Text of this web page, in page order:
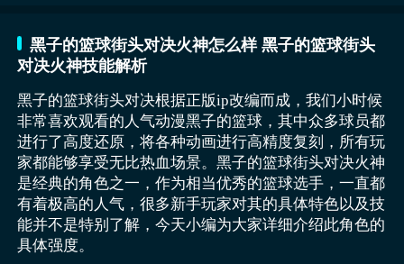
转换的关键时刻，如何精准预判对手的进攻方式，并选
择最合适的防守策略，常常是决定胜负的关键。
黑子哲也：这位幻之第六人的核心价值在于其独特的消
失运球机制，当黑子持球超过3秒后，自身会进入半透
【交易猫】最新版下载
》》》》》#交易猫#《《《《《
黑子的篮球街头对决火神怎么样 黑子的篮球街头
对决火神技能解析
黑子的篮球街头对决根据正版ip改编而成，我们小时候
非常喜欢观看的人气动漫黑子的篮球，其中众多球员都
进行了高度还原，将各种动画进行高精度复刻，所有玩
家都能够享受无比热血场景。黑子的篮球街头对决火神
是经典的角色之一，作为相当优秀的篮球选手，一直都
有着极高的人气，很多新手玩家对其的具体特色以及技
能并不是特别了解，今天小编为大家详细介绍此角色的
具体强度。